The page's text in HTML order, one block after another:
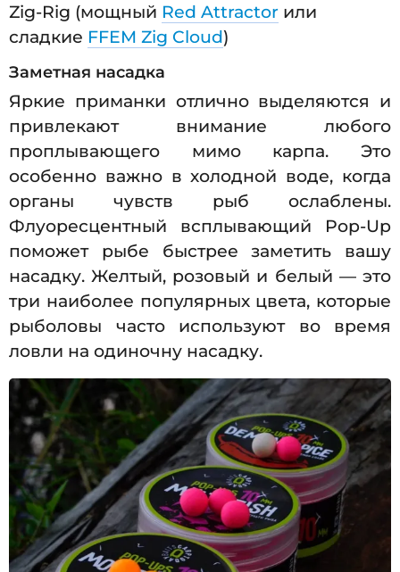
Zig-Rig (мощный Red Attractor или
сладкие FFEM Zig Cloud)
Заметная насадка
Яркие приманки отлично выделяются и
привлекают внимание любого
проплывающего мимо карпа. Это
особенно важно в холодной воде, когда
органы чувств рыб ослаблены.
Флуоресцентный всплывающий Pop-Up
поможет рыбе быстрее заметить вашу
насадку. Желтый, розовый и белый — это
три наиболее популярных цвета, которые
рыболовы часто используют во время
ловли на одиночну насадку.